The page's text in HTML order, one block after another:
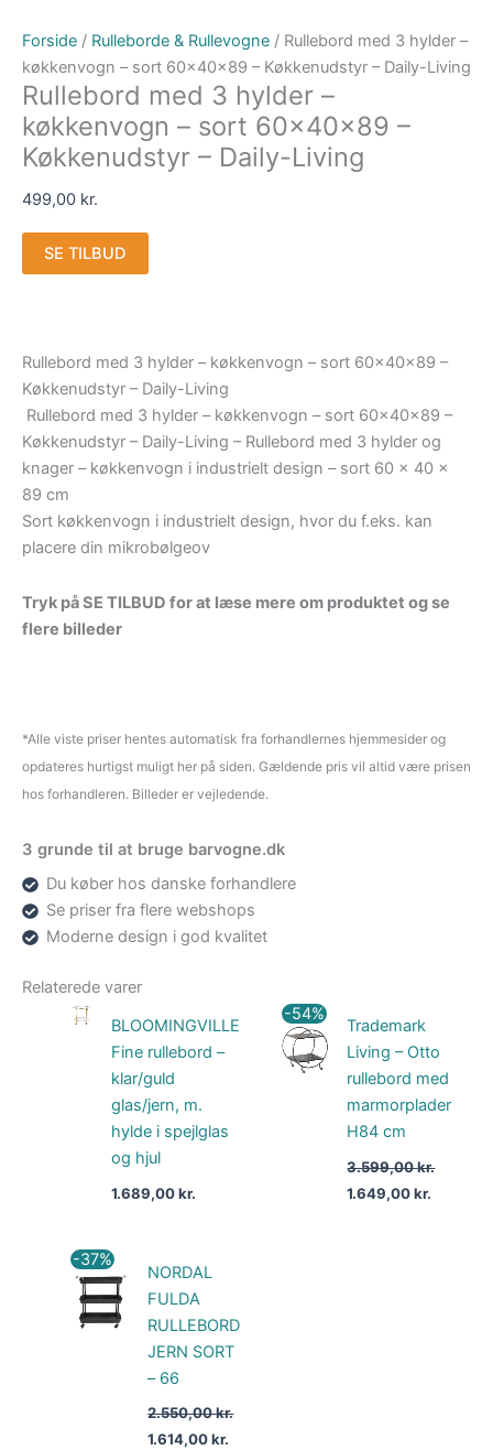
Forside / Rulleborde & Rullevogne / Rullebord med 3 hylder –
køkkenvogn – sort 60x40x89 – Køkkenudstyr – Daily-Living
Rullebord med 3 hylder –
køkkenvogn – sort 60x40x89 –
Køkkenudstyr – Daily-Living
499,00 kr.
SE TILBUD
Rullebord med 3 hylder – køkkenvogn – sort 60x40x89 –
Køkkenudstyr – Daily-Living
Rullebord med 3 hylder – køkkenvogn – sort 60x40x89 –
Køkkenudstyr – Daily-Living – Rullebord med 3 hylder og
knager – køkkenvogn i industrielt design – sort 60 x 40 x
89 cm
Sort køkkenvogn i industrielt design, hvor du f.eks. kan
placere din mikrobølgeov
Tryk på SE TILBUD for at læse mere om produktet og se
flere billeder
*Alle viste priser hentes automatisk fra forhandlernes hjemmesider og
opdateres hurtigst muligt her på siden. Gældende pris vil altid være prisen
hos forhandleren. Billeder er vejledende.
3 grunde til at bruge barvogne.dk
Du køber hos danske forhandlere
Se priser fra flere webshops
Moderne design i god kvalitet
Relaterede varer
BLOOMINGVILLE
Fine rullebord –
klar/guld
glas/jern, m.
hylde i spejlglas
og hjul
1.689,00kr.
-54%
Trademark
Living – Otto
rullebord med
marmorplader
H84 cm
3.599,00kr.
oprindelige
pris
3.599,00 kr..
1.649,00kr.
pris
er:
-37%
NORDAL
FULDA
RULLEBORD
JERN SORT
– 66
2.550,00kr.
oprindelige
pris
var:
2.550,00 kr..
1.614,00kr.
1.614,00 kr..